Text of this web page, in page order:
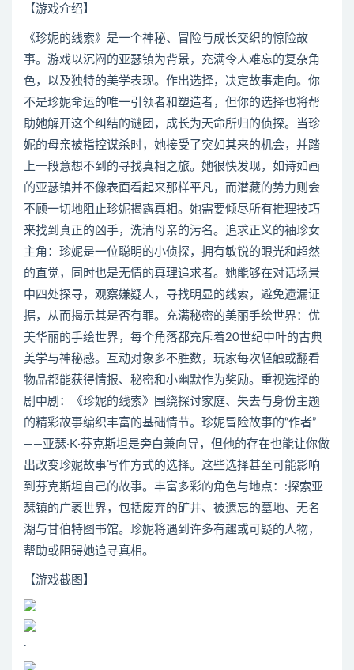
【游戏介绍】
《珍妮的线索》是一个神秘、冒险与成长交织的惊险故
事。游戏以沉闷的亚瑟镇为背景，充满令人难忘的复杂角
色，以及独特的美学表现。作出选择，决定故事走向。你
不是珍妮命运的唯一引领者和塑造者，但你的选择也将帮
助她解开这个纠结的谜团，成长为天命所归的侦探。当珍
妮的母亲被指控谋杀时，她接受了突如其来的机会，并踏
上一段意想不到的寻找真相之旅。她很快发现，如诗如画
的亚瑟镇并不像表面看起来那样平凡，而潜藏的势力则会
不顾一切地阻止珍妮揭露真相。她需要倾尽所有推理技巧
来找到真正的凶手，洗清母亲的污名。追求正义的袖珍女
主角：珍妮是一位聪明的小侦探，拥有敏锐的眼光和超然
的直觉，同时也是无情的真理追求者。她能够在对话场景
中四处探寻，观察嫌疑人，寻找明显的线索，避免遗漏证
据，从而揭示其是否有罪。充满秘密的美丽手绘世界：优
美华丽的手绘世界，每个角落都充斥着20世纪中叶的古典
美学与神秘感。互动对象多不胜数，玩家每次轻触或翻看
物品都能获得情报、秘密和小幽默作为奖励。重视选择的
剧中剧：《珍妮的线索》围绕探讨家庭、失去与身份主题
的精彩故事编织丰富的基础情节。珍妮冒险故事的“作者”
——亚瑟·K·芬克斯坦是旁白兼向导，但他的存在也能让你做
出改变珍妮故事写作方式的选择。这些选择甚至可能影响
到芬克斯坦自己的故事。丰富多彩的角色与地点：:探索亚
瑟镇的广袤世界，包括废弃的矿井、被遗忘的墓地、无名
湖与甘伯特图书馆。珍妮将遇到许多有趣或可疑的人物，
帮助或阻碍她追寻真相。
【游戏截图】
.